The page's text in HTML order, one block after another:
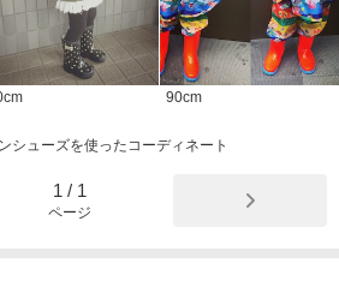
cm 90cm
シューズを使ったコーディネート
1 / 1
ページ